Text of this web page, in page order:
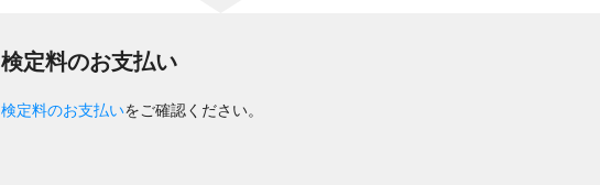
検定料のお支払い
検定料のお支払いをご確認ください。